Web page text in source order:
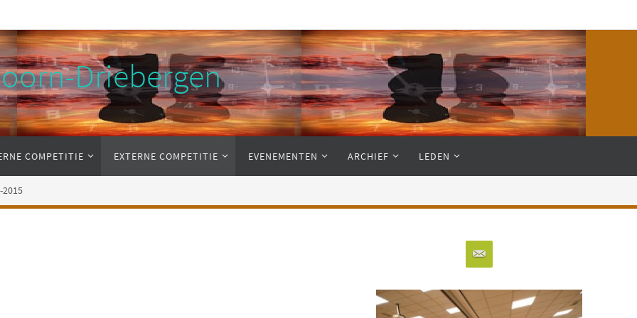
Driebergen
COMPETITIE EXTERNE COMPETITIE EVENEMENTEN ARCHIEF LEDEN
2015